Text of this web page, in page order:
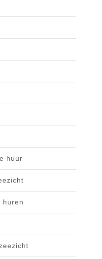
huur
huren